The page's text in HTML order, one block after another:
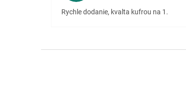
Rychle dodanie, kvalta kufrou na 1.